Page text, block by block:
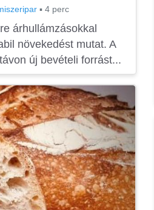
▪ 4 perc
árhullámzásokkal
növekedést mutat. A
új bevételi forrást...